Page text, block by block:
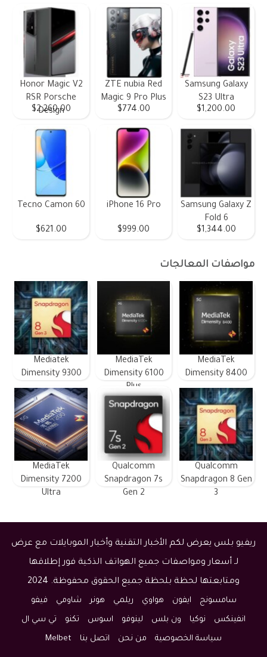
Samsung Galaxy
S23 Ultra
$1,200.00
ZTE nubia Red
Magic 9 Pro Plus
$774.00
Honor Magic V2
RSR Porsche
Design
$2,260.00
Samsung Galaxy Z
Fold 6
$1,344.00
iPhone 16 Pro
$999.00
Tecno Camon 60
$621.00
مواصفات المعالجات
MediaTek
Dimensity 8400
MediaTek
Dimensity 6100
Plus
Mediatek
Dimensity 9300
Qualcomm
Snapdragon 8 Gen
3
Qualcomm
Snapdragon 7s
Gen 2
MediaTek
Dimensity 7200
Ultra
ريفيو بلس يعرض لكم الأخبار التقنية وأخبار الموبايلات مع عرض
لـ أسعار ومواصفات جميع الهواتف الذكية فور إطلاقها
ومتابعتها لحظة بلحظة جميع الحقوق محفوظة. 2024
سامسونج ايفون هواوي ريلمي هونر شاومي فيفو
انفينكس نوكيا ون بلس لينوفو اسوس تكنو تي سي ال
سياسة الخصوصية من نحن اتصل بنا Melbet